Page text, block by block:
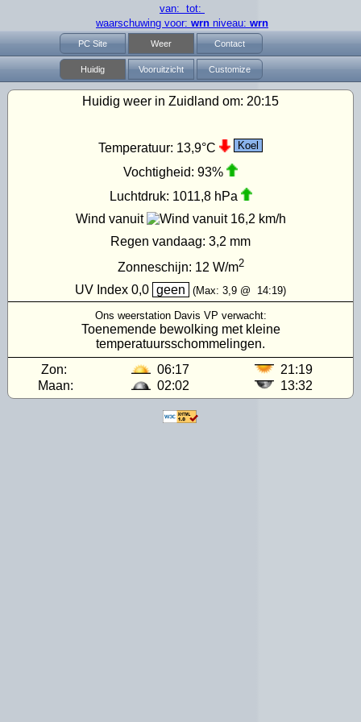
van: tot:
waarschuwing voor: wrn niveau: wrn
PC Site Weer Contact
Huidig Vooruitzicht Customize
Huidig weer in Zuidland om: 20:15
Temperatuur: 13,9°C Koel
Vochtigheid: 93%
Luchtdruk: 1011,8 hPa
Wind vanuit
16,2 km/h
Regen vandaag: 3,2 mm
Zonneschijn: 12 W/m2
UV Index 0,0 geen (Max: 3,9 @ 14:19)
Ons weerstation Davis VP verwacht:
Toenemende bewolking met kleine
temperatuursschommelingen.
Zon:
06:17
21:19
Maan:
02:02 13:32